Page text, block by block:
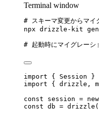
Terminal window
# スキーマ変更からマイ
npx drizzle-kit
# 起動時にマイグレーシ
import { Session }
import { drizzle,
const session = new
const db = drizzle